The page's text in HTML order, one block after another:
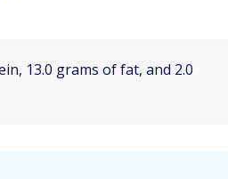
13.0 grams of fat, and 2.0